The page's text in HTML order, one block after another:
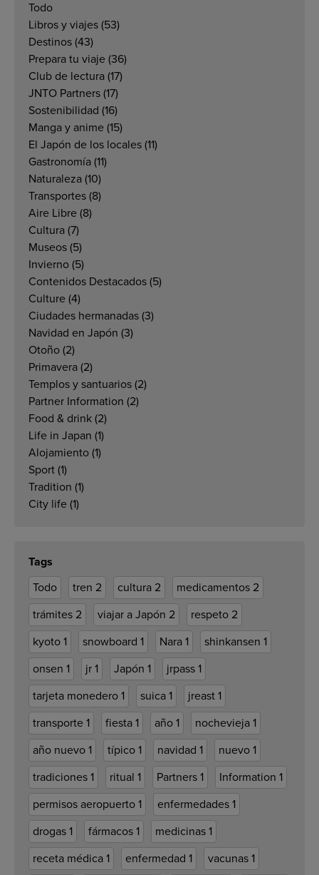
Todo
Libros y viajes (53)
Destinos (43)
Prepara tu viaje (36)
Club de lectura (17)
JNTO Partners (17)
Sostenibilidad (16)
Manga y anime (15)
El Japón de los locales (11)
Gastronomía (11)
Naturaleza (10)
Transportes (8)
Aire Libre (8)
Cultura (7)
Museos (5)
Invierno (5)
Contenidos Destacados (5)
Culture (4)
Ciudades hermanadas (3)
Navidad en Japón (3)
Otoño (2)
Primavera (2)
Templos y santuarios (2)
Partner Information (2)
Food & drink (2)
Life in Japan (1)
Alojamiento (1)
Sport (1)
Tradition (1)
City life (1)
Tags
Todo
tren 2 cultura 2 medicamentos 2
trámites 2 viajar a Japón 2 respeto 2
kyoto 1 snowboard 1 Nara 1 shinkansen 1
onsen 1 jr 1 Japón 1 jrpass 1
tarjeta monedero 1 suica 1 jreast 1
transporte 1 fiesta 1 año 1 nochevieja 1
año nuevo 1 típico 1 navidad 1 nuevo 1
tradiciones 1 ritual 1 Partners 1 Information 1
permisos aeropuerto 1 enfermedades 1
drogas 1 fármacos 1 medicinas 1
receta médica 1 enfermedad 1 vacunas 1